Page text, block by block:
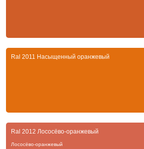
Ral 2011 Насыщенный оранжевый
Ral 2012 Лососёво-оранжевый
Лососёво-оранжевый